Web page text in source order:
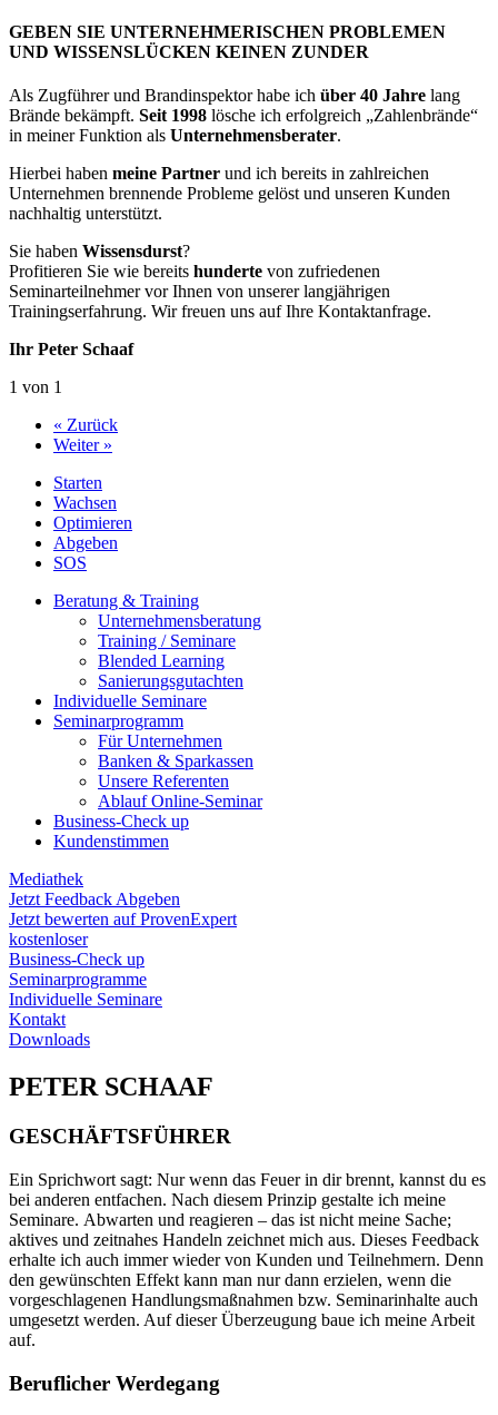
GEBEN SIE UNTERNEHMERISCHEN PROBLEMEN
UND WISSENSLÜCKEN KEINEN ZUNDER
Als Zugführer und Brandinspektor habe ich über 40 Jahre lang
Brände bekämpft. Seit 1998 lösche ich erfolgreich „Zahlenbrände“
in meiner Funktion als Unternehmensberater.
Hierbei haben meine Partner und ich bereits in zahlreichen
Unternehmen brennende Probleme gelöst und unseren Kunden
nachhaltig unterstützt.
Sie haben Wissensdurst?
Profitieren Sie wie bereits hunderte von zufriedenen
Seminarteilnehmer vor Ihnen von unserer langjährigen
Trainingserfahrung. Wir freuen uns auf Ihre Kontaktanfrage.
Ihr Peter Schaaf
1 von 1
« Zurück
Weiter »
Starten
Wachsen
Optimieren
Abgeben
SOS
Beratung & Training
Unternehmens­beratung
Training / Seminare
Blended Learning
Sanierungs­gutachten
Individuelle Seminare
Seminarprogramm
Für Unternehmen
Banken & Sparkassen
Unsere Referenten
Ablauf Online-Seminar
Business-Check up
Kundenstimmen
Mediathek
Jetzt Feedback Abgeben
Jetzt bewerten auf ProvenExpert
kostenloser
Business-Check up
Seminarprogramme
Individuelle Seminare
Kontakt
Downloads
PETER SCHAAF
GESCHÄFTSFÜHRER
Ein Sprichwort sagt: Nur wenn das Feuer in dir brennt, kannst du es
bei anderen entfachen. Nach diesem Prinzip gestalte ich meine
Seminare. Abwarten und reagieren – das ist nicht meine Sache;
aktives und zeitnahes Handeln zeichnet mich aus. Dieses Feedback
erhalte ich auch immer wieder von Kunden und Teilnehmern. Denn
den gewünschten Effekt kann man nur dann erzielen, wenn die
vorgeschlagenen Handlungsmaßnahmen bzw. Seminarinhalte auch
umgesetzt werden. Auf dieser Überzeugung baue ich meine Arbeit
auf.
Beruflicher Werdegang